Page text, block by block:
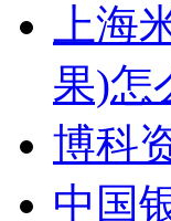
上海
果)怎
博科
中国